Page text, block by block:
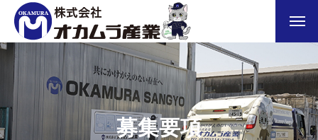
メッセージ
会社概要
募集要項